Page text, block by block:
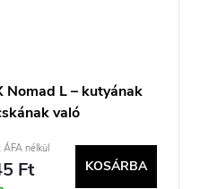
Nomad L – kutyának
való
nélkül
Ft KOSÁRBA